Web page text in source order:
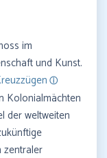
im
und Kunst.
Kolonialmächten
der weltweiten
zentraler